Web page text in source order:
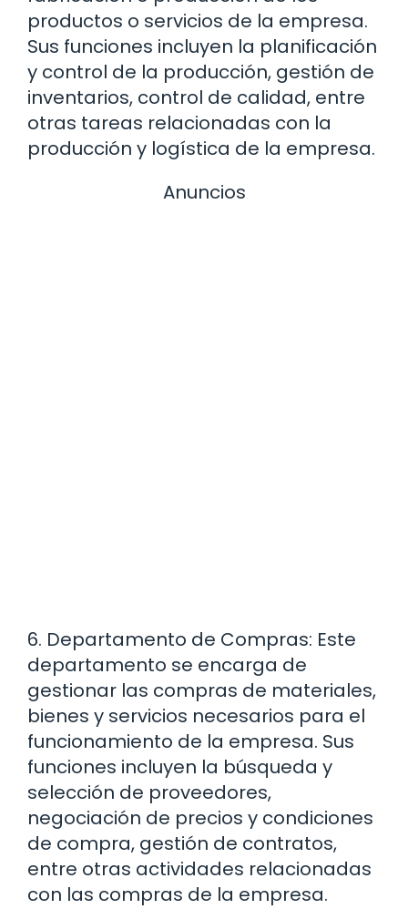
productos o servicios de la empresa.
Sus funciones incluyen la planificación
y control de la producción, gestión de
inventarios, control de calidad, entre
otras tareas relacionadas con la
producción y logística de la empresa.
Anuncios
6. Departamento de Compras: Este
departamento se encarga de
gestionar las compras de materiales,
bienes y servicios necesarios para el
funcionamiento de la empresa. Sus
funciones incluyen la búsqueda y
selección de proveedores,
negociación de precios y condiciones
de compra, gestión de contratos,
entre otras actividades relacionadas
con las compras de la empresa.